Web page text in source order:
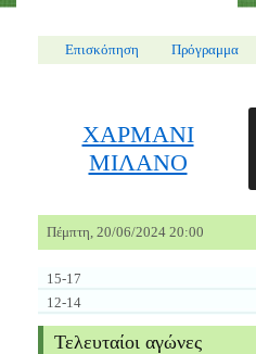
Επισκόπηση Πρόγραμμα
ΧΑΡΜΑΝΙ
ΜΙΛΑΝΟ
Πέμπτη, 20/06/2024 20:00
15-17
12-14
Τελευταίοι αγώνες